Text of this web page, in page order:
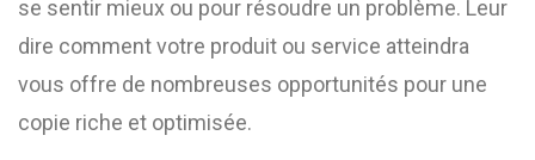
se sentir mieux ou pour résoudre un problème. Leur
dire comment votre produit ou service atteindra
vous offre de nombreuses opportunités pour une
copie riche et optimisée.